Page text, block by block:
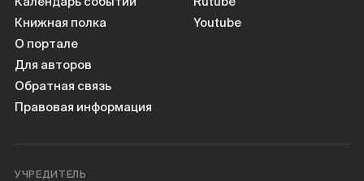
Книжная полка
О портале
Для авторов
Обратная связь
Правовая информация
Youtube
УЧРЕДИТЕЛЬ